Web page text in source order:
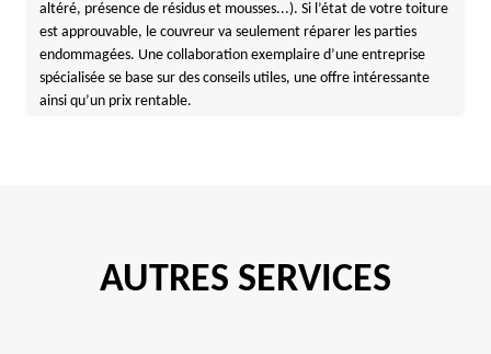
altéré, présence de résidus et mousses...). Si l’état de votre toiture
est approuvable, le couvreur va seulement réparer les parties
endommagées. Une collaboration exemplaire d’une entreprise
spécialisée se base sur des conseils utiles, une offre intéressante
ainsi qu’un prix rentable.
AUTRES SERVICES